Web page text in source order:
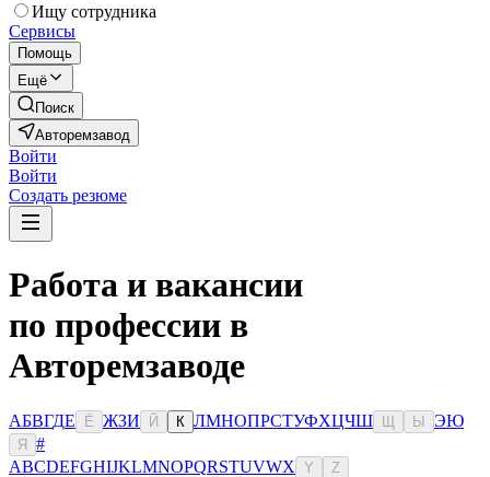
Ищу сотрудника
Сервисы
Помощь
Ещё
Поиск
Авторемзавод
Войти
Войти
Создать резюме
Работа и вакансии
по профессии в
Авторемзаводе
АБВГДЕ Ё ЖЗИ Й К ЛМНОПРСТУФХЦЧШ Ы ЭЮ
Я
#
ABCDEFGHIJKLMNOPQRSTUVWX Y Z